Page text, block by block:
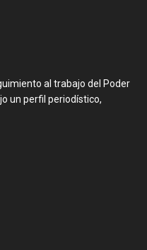
al trabajo del Poder
un perfil periodístico,